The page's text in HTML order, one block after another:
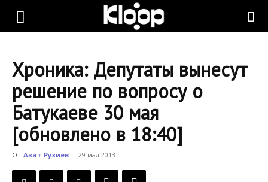
KLOOP.KG
Новости
Кыргызстана
Хроника: Депутаты вынесут
решение по вопросу о
Батукаеве 30 мая
[обновлено в 18:40]
От Азат Рузиев - 29 мая 2013